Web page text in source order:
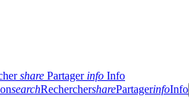
share Partager info Info
searchRecherchersharePartagerinfoInfo